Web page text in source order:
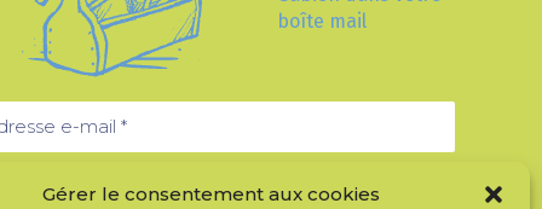
Gérer le consentement aux cookies
boîte mail